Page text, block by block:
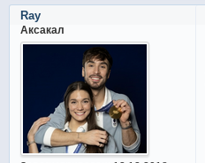
Ray
Аксакал